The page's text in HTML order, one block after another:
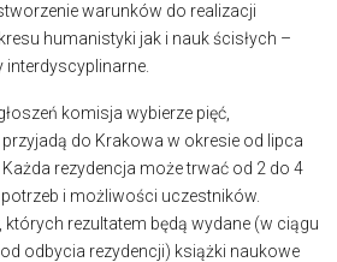
warunków do realizacji
humanistyki jak i nauk ścisłych –
interdyscyplinarne.
komisja wybierze pięć,
do Krakowa w okresie od lipca
rezydencja może trwać od 2 do 4
i możliwości uczestników.
których rezultatem będą wydane (w ciągu
odbycia rezydencji) książki naukowe